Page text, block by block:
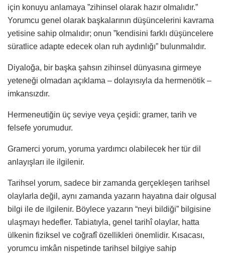
için konuyu anlamaya ”zihinsel olarak hazır olmalıdır.”
Yorumcu genel olarak başkalarının düşüncelerini kavrama
yetisine sahip olmalıdır; onun ”kendisini farklı düşüncelere
süratlice adapte edecek olan ruh aydınlığı” bulunmalıdır.
Diyaloğa, bir başka şahsın zihinsel dünyasına girmeye
yeteneği olmadan açıklama – dolayısıyla da hermenötik –
imkansızdır.
Hermeneutiğin üç seviye veya çeşidi: gramer, tarih ve
felsefe yorumudur.
Gramerci yorum, yoruma yardımcı olabilecek her tür dil
anlayışları ile ilgilenir.
Tarihsel yorum, sadece bir zamanda gerçekleşen tarihsel
olaylarla değil, aynı zamanda yazarın hayatına dair olgusal
bilgi ile de ilgilenir. Böylece yazarın “neyi bildiği” bilgisine
ulaşmayı hedefler. Tabiatıyla, genel tarihî olaylar, hatta
ülkenin fiziksel ve coğrafî özellikleri önemlidir. Kısacası,
yorumcu imkân nispetinde tarihsel bilgiye sahip